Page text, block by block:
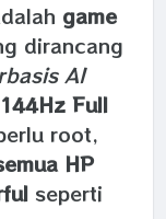
game
dirancang
AI
144Hz Full
root,
HP
seperti